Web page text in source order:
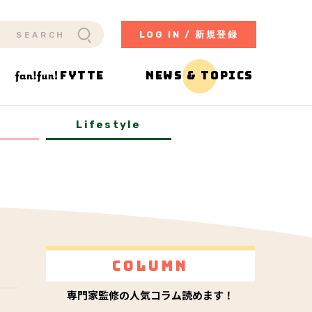
LOG IN / 新規登録
FYTTE NEWS & TOPICS
Lifestyle
Column
専門家監修の人気コラム読めます！